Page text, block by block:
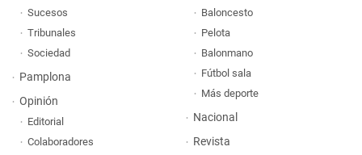
Sucesos
Tribunales
Sociedad
Pamplona
Opinión
Editorial
Colaboradores
Baloncesto
Pelota
Balonmano
Fútbol sala
Más deporte
Nacional
Revista